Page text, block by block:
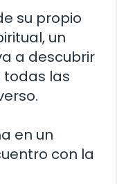
su propio
un
a descubrir
todas las
en un
con la